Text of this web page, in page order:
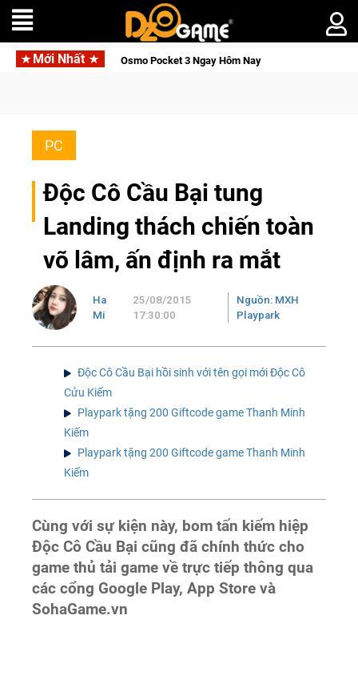
Mới Nhất
DJI Osmo Pocket 3 Ngay Hôm Nay Lineage W – Quyền
PC
Độc Cô Cầu Bại tung
Landing thách chiến toàn
võ lâm, ấn định ra mắt
Ha
Mi
25/08/2015
17:30:00
Nguồn: MXH
Playpark
Độc Cô Cầu Bại hồi sinh với tên gọi mới Độc Cô
Cửu Kiếm
Playpark tặng 200 Giftcode game Thanh Minh
Kiếm
Playpark tặng 200 Giftcode game Thanh Minh
Kiếm
Cùng với sự kiện này, bom tấn kiếm hiệp
Độc Cô Cầu Bại cũng đã chính thức cho
game thủ tải game về trực tiếp thông qua
các cổng Google Play, App Store và
SohaGame.vn